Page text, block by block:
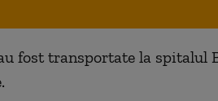
fost transportate la spitalul